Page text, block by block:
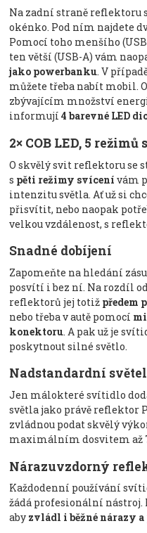
Na zadní straně reflektoru
okénko. Pod ním najdete
Pomocí toho menšího
ten větší (USB-A) vám
jako powerbanku. V
můžete třeba nabít mobil.
zbývajícím množství
informují4 barevné LED
2× COB LED, 5
O skvělý svit reflektoru se
s pěti režimy svícení vám
intenzitu světla. Ať už si
přisvítit, nebo naopak
velkou vzdálenost, s
Snadné dobíjení
Zapomeňte na hledání
posvítí i bez ní. Na rozdíl
reflektorů jej totiž předem
nebo třeba v autě pomocí
konektoru. A pak už je
poskytnout silné světlo.
Nadstandardní
Jen málokteré svítidlo
světla jako právě reflektor
zvládnou podat skvělý
maximálním dosvitem až
Nárazuvzdorný
Každodenní používání
žádá profesionální nástroj.
aby zvládl i běžné nárazy